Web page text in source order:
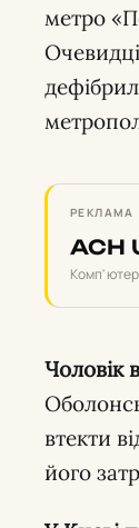
метро
РЕКЛАМА
ACH
Чоловік
втекти
його